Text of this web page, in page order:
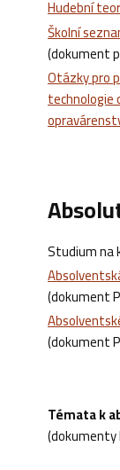
Hudební
Školní
(dokument
Otázky pro
technologie
Studium na
(dokument
(dokument
Témata k
(dokumenty